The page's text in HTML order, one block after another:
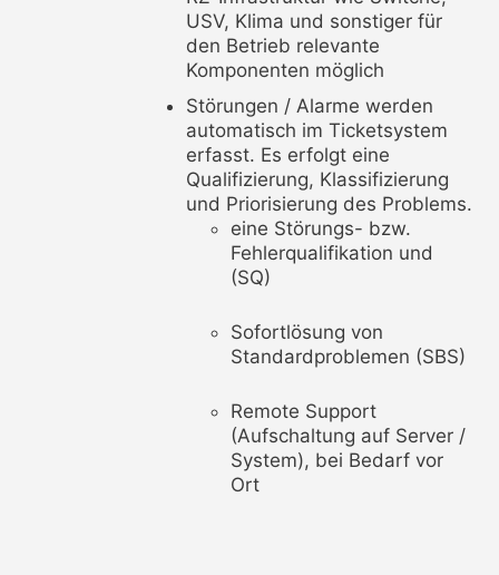
USV, Klima und sonstiger für
den Betrieb relevante
Komponenten möglich
Störungen / Alarme werden
automatisch im Ticketsystem
erfasst. Es erfolgt eine
Qualifizierung, Klassifizierung
und Priorisierung des Problems.
eine Störungs- bzw.
Fehlerqualifikation und
(SQ)
Sofortlösung von
Standardproblemen (SBS)
Remote Support
(Aufschaltung auf Server /
System), bei Bedarf vor
Ort